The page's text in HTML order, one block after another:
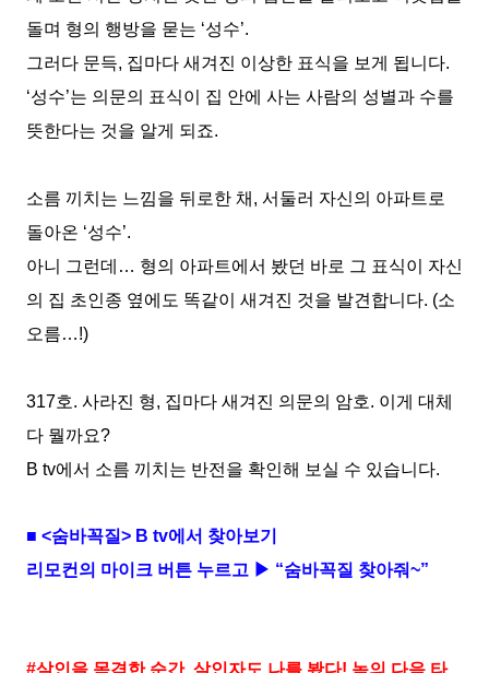
돌며 형의 행방을 묻는 ‘성수’.
그러다 문득, 집마다 새겨진 이상한 표식을 보게 됩니다.
‘성수’는 의문의 표식이 집 안에 사는 사람의 성별과 수를
뜻한다는 것을 알게 되죠.
소름 끼치는 느낌을 뒤로한 채 , 서둘러 자신의 아파트로
돌아온 ‘성수’.
아니 그런데 … 형의 아파트에서 봤던 바로 그 표식이 자신
의 집 초인종 옆에도 똑같이 새겨진 것을 발견합니다. (소
오름…!)
317호. 사라진 형, 집마다 새겨진 의문의 암호. 이게 대체
다 뭘까요?
B tv에서 소름 끼치는 반전을 확인해 보실 수 있습니다.
■ <숨바꼭질> B tv에서 찾아보기
리모컨의 마이크 버튼 누르고 ▶ “숨바꼭질 찾아줘~”
#살인을 목격한 순간, 살인자도 나를 봤다! 놈의 다음 타